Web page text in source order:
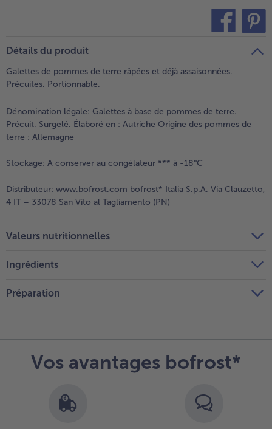
Détails du produit
Galettes de pommes de terre râpées et déjà assaisonnées.
Précuites. Portionnable.
Dénomination légale: Galettes à base de pommes de terre.
Précuit. Surgelé. Élaboré en : Autriche Origine des pommes de
terre : Allemagne
Stockage: A conserver au congélateur *** à -18°C
Distributeur: www.bofrost.com bofrost* Italia S.p.A. Via Clauzetto,
4 IT – 33078 San Vito al Tagliamento (PN)
Valeurs nutritionnelles
Ingrédients
Préparation
Vos avantages bofrost*